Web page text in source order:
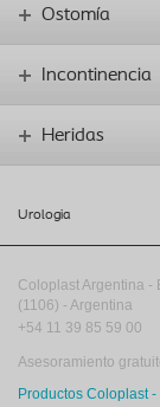
Ostomía
Incontinencia
Heridas
Urologia
Coloplast Argentina -
(1106) - Argentina
+54 11 39 85 59 00
Asesoramiento
Productos Coloplast